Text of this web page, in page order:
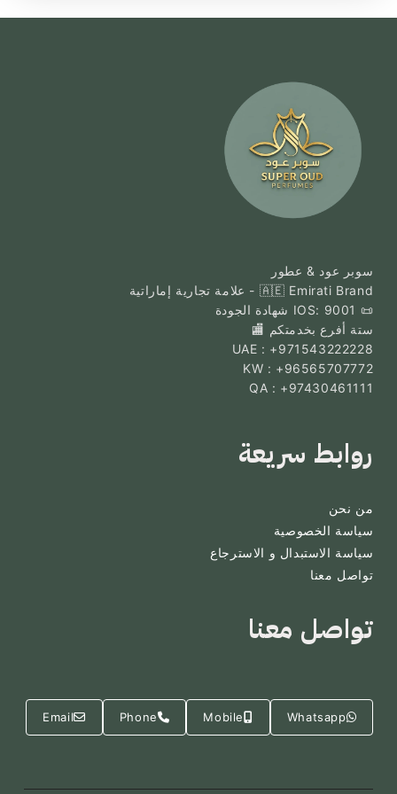
سوبر عود & عطور
🇦🇪 Emirati Brand - علامة تجارية إماراتية
📜 IOS: 9001 شهادة الجودة
ستة أفرع بخدمتكم 🏬
UAE : +971543222228
KW : +96565707772
QA : +97430461111
روابط سريعة
من نحن
سياسة الخصوصية
سياسة الاستبدال و الاسترجاع
تواصل معنا
تواصل معنا
Whatsapp
Mobile
Phone
Email